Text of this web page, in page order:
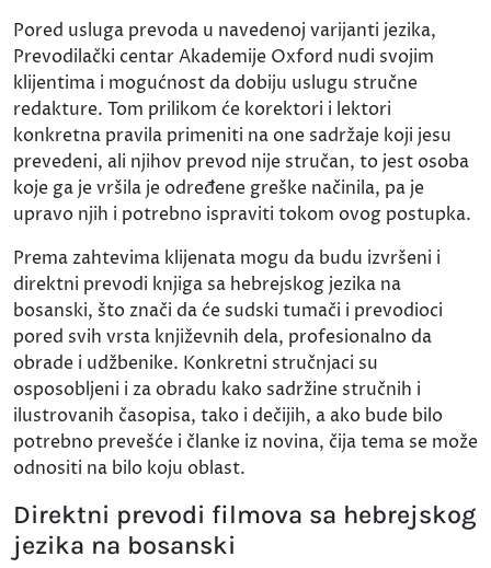
Pored usluga prevoda u navedenoj varijanti jezika,
Prevodilački centar Akademije Oxford nudi svojim
klijentima i mogućnost da dobiju uslugu stručne
redakture. Tom prilikom će korektori i lektori
konkretna pravila primeniti na one sadržaje koji jesu
prevedeni, ali njihov prevod nije stručan, to jest osoba
koje ga je vršila je određene greške načinila, pa je
upravo njih i potrebno ispraviti tokom ovog postupka.
Prema zahtevima klijenata mogu da budu izvršeni i
direktni prevodi knjiga sa hebrejskog jezika na
bosanski, što znači da će sudski tumači i prevodioci
pored svih vrsta književnih dela, profesionalno da
obrade i udžbenike. Konkretni stručnjaci su
osposobljeni i za obradu kako sadržine stručnih i
ilustrovanih časopisa, tako i dečijih, a ako bude bilo
potrebno prevešće i članke iz novina, čija tema se može
odnositi na bilo koju oblast.
Direktni prevodi filmova sa hebrejskog
jezika na bosanski